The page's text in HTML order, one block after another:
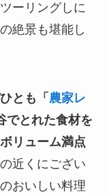
ーリングしに
絶景も堪能し
とも「 農家レ
でとれた食材を
リューム満点
近くにござい
おいしい料理